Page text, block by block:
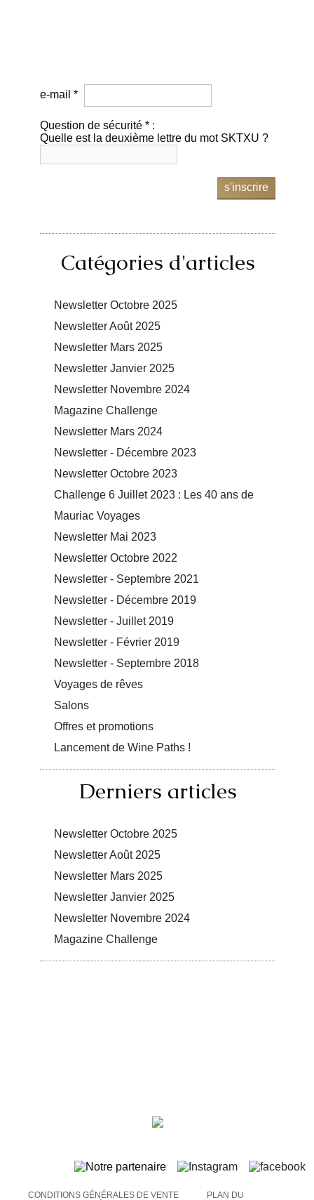
e-mail *
Question de sécurité * :
Quelle est la deuxième lettre du mot SKTXU ?
s'inscrire
Catégories d'articles
Newsletter Octobre 2025
Newsletter Août 2025
Newsletter Mars 2025
Newsletter Janvier 2025
Newsletter Novembre 2024
Magazine Challenge
Newsletter Mars 2024
Newsletter - Décembre 2023
Newsletter Octobre 2023
Challenge 6 Juillet 2023 : Les 40 ans de
Mauriac Voyages
Newsletter Mai 2023
Newsletter Octobre 2022
Newsletter - Septembre 2021
Newsletter - Décembre 2019
Newsletter - Juillet 2019
Newsletter - Février 2019
Newsletter - Septembre 2018
Voyages de rêves
Salons
Offres et promotions
Lancement de Wine Paths !
Derniers articles
Newsletter Octobre 2025
Newsletter Août 2025
Newsletter Mars 2025
Newsletter Janvier 2025
Newsletter Novembre 2024
Magazine Challenge
CONDITIONS GÉNÉRALES DE VENTE PLAN DU